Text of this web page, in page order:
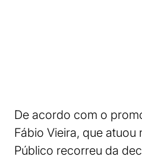
De acordo com o
Fábio Vieira, que atuou
Público recorreu da